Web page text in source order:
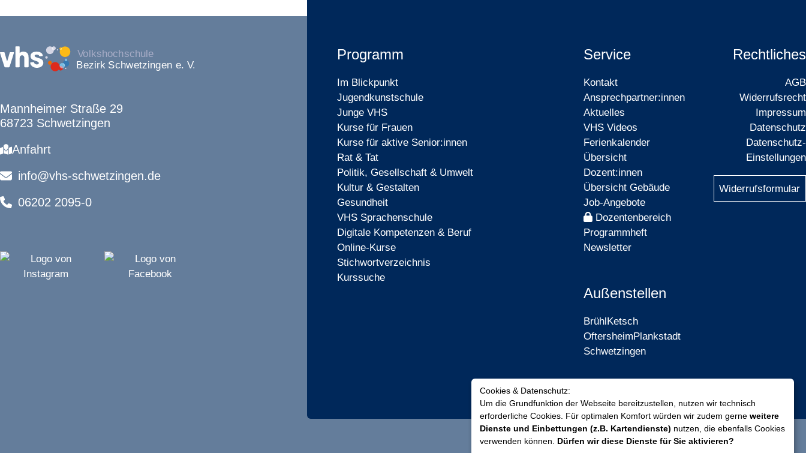
Mannheimer Straße 29
68723 Schwetzingen
Anfahrt
info@vhs-schwetzingen.de
06202 2095-0
Programm
Im Blickpunkt
Jugendkunstschule
Junge VHS
Kurse für Frauen
Kurse für aktive Senior:innen
Rat & Tat
Politik, Gesellschaft & Umwelt
Kultur & Gestalten
Gesundheit
VHS Sprachenschule
Digitale Kompetenzen & Beruf
Online-Kurse
Stichwortverzeichnis
Kurssuche
Service
Kontakt
Ansprechpartner:innen
Aktuelles
VHS Videos
Ferienkalender
Übersicht
Dozent:innen
Übersicht Gebäude
Job-Angebote
Dozentenbereich
Programmheft
Newsletter
Außenstellen
BrühlKetsch
OftersheimPlankstadt
Schwetzingen
Rechtliches
AGB
Widerrufsrecht
Impressum
Datenschutz
Datenschutz-
Einstellungen
Widerrufsformular
Cookies & Datenschutz:
Um die Grundfunktion der Webseite bereitzustellen, nutzen wir technisch
erforderliche Cookies. Für optimalen Komfort würden wir zudem gerneweitere
Dienste und Einbettungen (z.B. Kartendienste) nutzen, die ebenfalls Cookies
verwenden können. Dürfen wir diese Dienste für Sie aktivieren?